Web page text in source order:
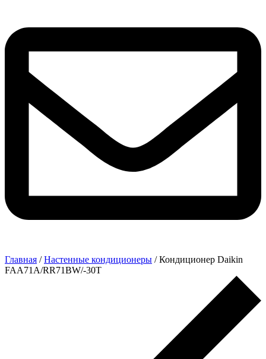
Главная /Настенные кондиционеры / Кондиционер Daikin
FAA71A/RR71BW/-30T